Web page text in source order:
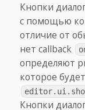
Кнопки
с помощью
отличие от
нет callback
определяют
которое
Кнопки